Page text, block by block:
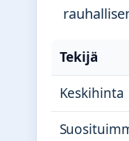
Tekijä
Keskihinta